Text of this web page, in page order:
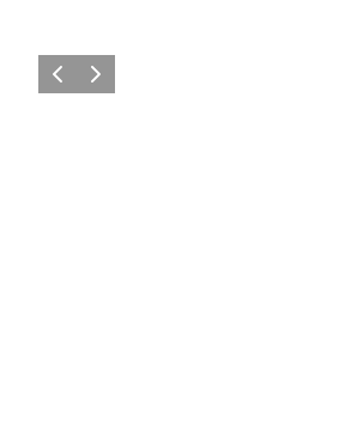
ForrigeNæste